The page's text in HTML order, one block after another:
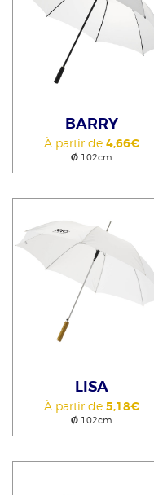
BARRY
À partir de 4,66€
Ø 102cm
LISA
À partir de 5,18€
Ø 102cm